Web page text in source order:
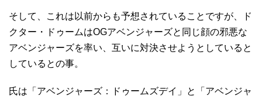
そして、これは以前からも予想されていることですが、ド
クター・ドゥームはOGアベンジャーズと同じ顔の邪悪な
アベンジャーズを率い、互いに対決させようとしていると
しているとの事。
氏は「アベンジャーズ：ドゥームズデイ」と「アベンジャ